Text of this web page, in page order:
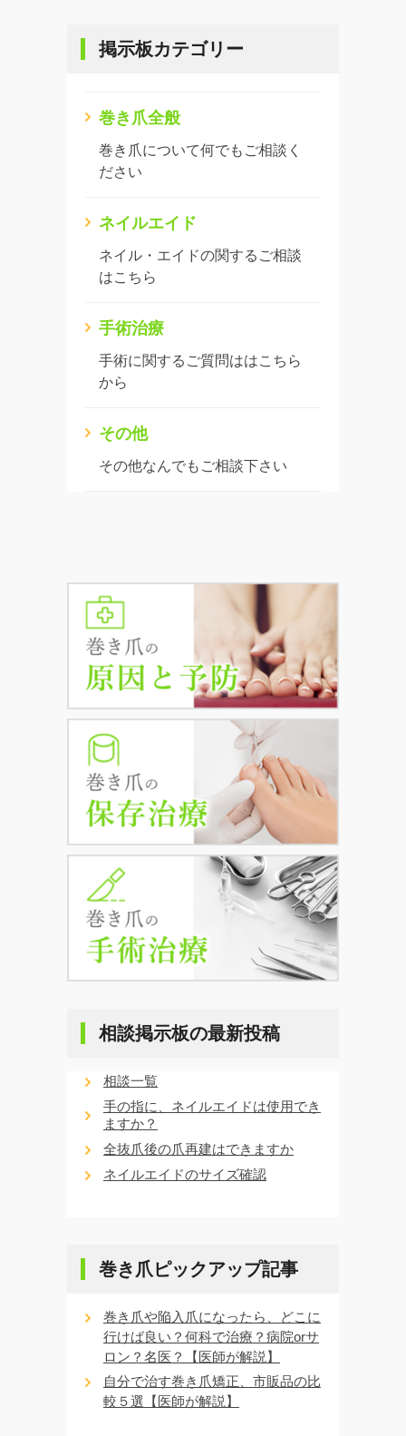
掲示板カテゴリー
巻き爪全般
巻き爪について何でもご相談く
ださい
ネイルエイド
ネイル・エイドの関するご相談
はこちら
手術治療
手術に関するご質問ははこちら
から
その他
その他なんでもご相談下さい
相談掲示板の最新投稿
相談一覧
手の指に、ネイルエイドは使用でき
ますか？
全抜爪後の爪再建はできますか
ネイルエイドのサイズ確認
巻き爪ピックアップ記事
巻き爪や陥入爪になったら、どこに
行けば良い？何科で治療？病院orサ
ロン？名医？【医師が解説】
自分で治す巻き爪矯正、市販品の比
較５選【医師が解説】